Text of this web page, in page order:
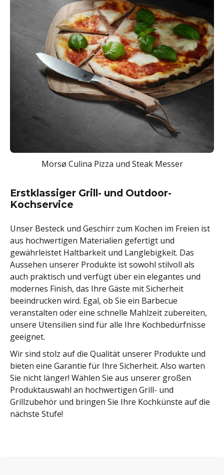
Morsø Culina Pizza und Steak Messer
Erstklassiger Grill- und Outdoor-
Kochservice
Unser Besteck und Geschirr zum Kochen im Freien ist
aus hochwertigen Materialien gefertigt und
gewährleistet Haltbarkeit und Langlebigkeit. Das
Aussehen unserer Produkte ist sowohl stilvoll als
auch praktisch und verfügt über ein elegantes und
modernes Finish, das Ihre Gäste mit Sicherheit
beeindrucken wird. Egal, ob Sie ein Barbecue
veranstalten oder eine schnelle Mahlzeit zubereiten,
unsere Utensilien sind für alle Ihre Kochbedürfnisse
geeignet.
Wir sind stolz auf die Qualität unserer Produkte und
bieten eine Garantie für Ihre Sicherheit. Also warten
Sie nicht länger! Wählen Sie aus unserer großen
Produktauswahl an hochwertigen Grill- und
Grillzubehör und bringen Sie Ihre Kochkünste auf die
nächste Stufe!